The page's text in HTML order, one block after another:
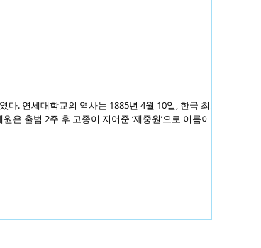
. 연세대학교의 역사는 1885년 4월 10일, 한국 최초의
은 출범 2주 후 고종이 지어준 ‘제중원’으로 이름이 바